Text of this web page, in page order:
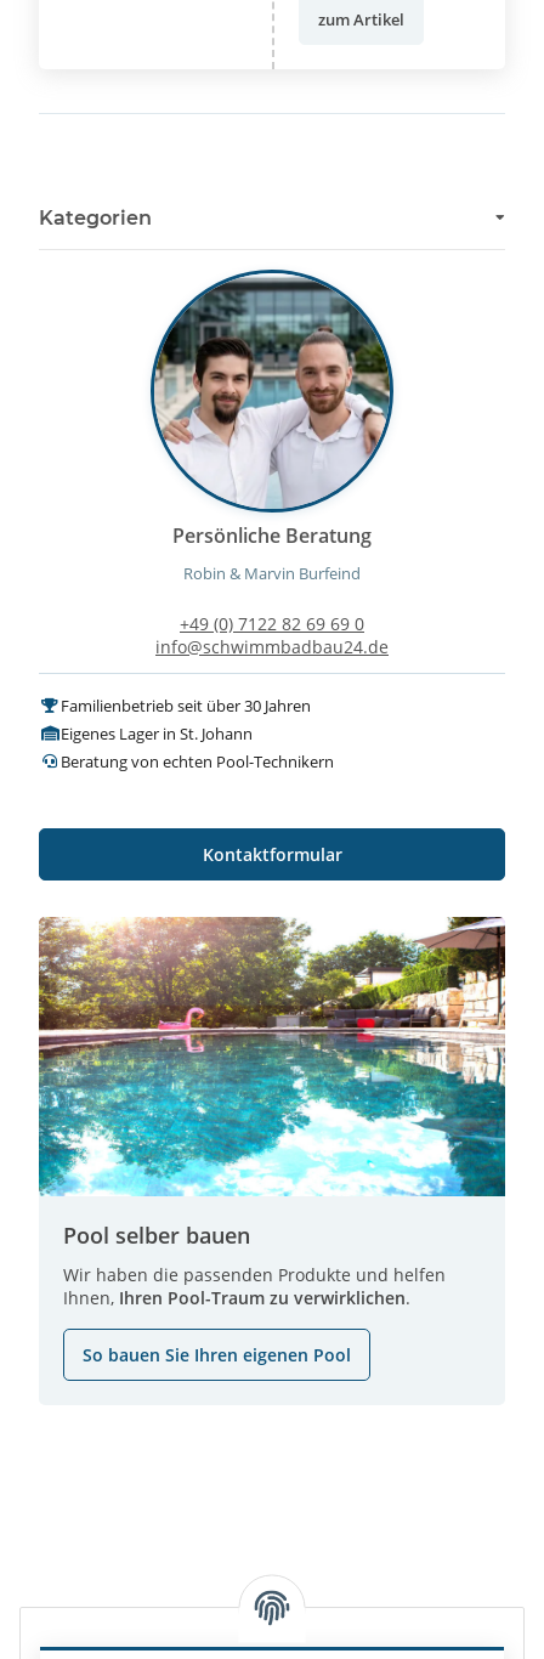
zum Artikel
Kategorien
Persönliche Beratung
Robin & Marvin Burfeind
+49 (0) 7122 82 69 69 0
info@schwimmbadbau24.de
Familienbetrieb seit über 30 Jahren
Eigenes Lager in St. Johann
Beratung von echten Pool-Technikern
Kontaktformular
Pool selber bauen
Wir haben die passenden Produkte und helfen
Ihnen, Ihren Pool-Traum zu verwirklichen.
So bauen Sie Ihren eigenen Pool